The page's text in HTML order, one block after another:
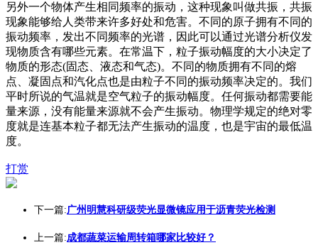
另外一个物体产生相同频率的振动，这种现象叫做共振，共振
现象能够给人类带来许多好处和危害。不同的原子拥有不同的
振动频率，发出不同频率的光谱，因此可以通过光谱分析仪发
现物质含有哪些元素。在常温下，粒子振动幅度的大小决定了
物质的形态(固态、液态和气态)。不同的物质拥有不同的熔
点、凝固点和汽化点也是由粒子不同的振动频率决定的。我们
平时所说的气温就是空气粒子的振动幅度。任何振动都需要能
量来源，没有能量来源就不会产生振动。物理学规定的绝对零
度就是连基本粒子都无法产生振动的温度，也是宇宙的最低温
度。
打赏
下一篇:广州明慧科研级荧光显微镜应用于沥青荧光检测
上一篇:成都蔬菜运输周转箱哪家比较好？